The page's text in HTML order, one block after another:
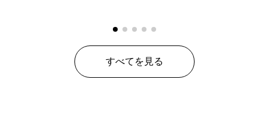
すべてを見る